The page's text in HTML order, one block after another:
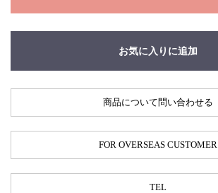
お気に入りに追加
商品について問い合わせる
FOR OVERSEAS CUSTOMER
TEL